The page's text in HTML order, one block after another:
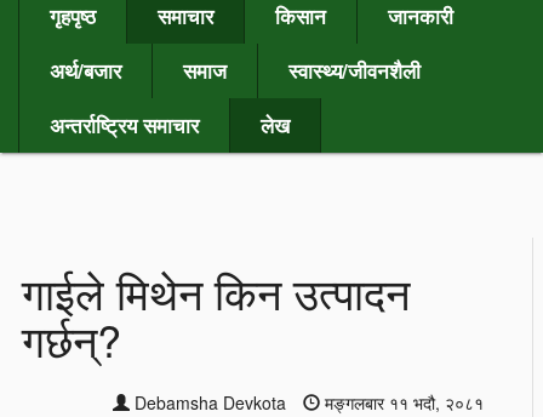
गृहपृष्ठ समाचार किसान
जानकारी
अर्थ/बजार
समाज
स्वास्थ्य/जीवनशैली
अन्तर्राष्ट्रिय समाचार
लेख
गाईले मिथेन किन उत्पादन
गर्छन्?
Debamsha Devkota मङ्गलबार ११ भदौ, २०८१